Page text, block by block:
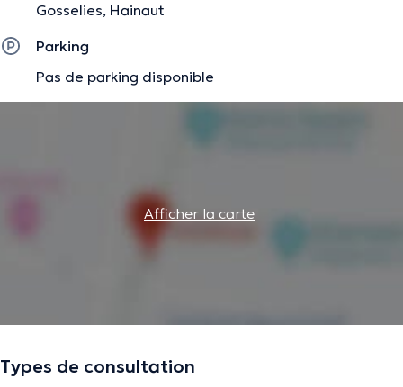
Gosselies, Hainaut
Parking
Pas de parking disponible
Afficher la carte
Types de consultation